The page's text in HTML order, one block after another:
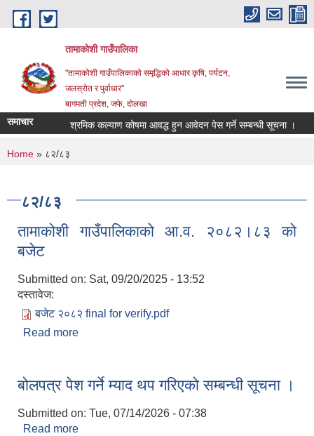
Skip to main content
तामाकोशी गाउँपालिका
"तामाकोशी गाउँपालिकाको समृद्धिको आधार कृषि, पर्यटन,
जलस्रोत र पुर्वाधार"
बागमती प्रदेश, जफे, दोलखा
समाचार श्रमिक कल्याण कोषमा आवद्ध हुन आवेदन पेस गर्ने सम्बन्धी सूचना ।
You are here
Home » ८२/८३
८२/८३
तामाकोशी गाउँपालिकाको आ.व. २०८२।८३ को
बजेट
Submitted on: Sat, 09/20/2025 - 13:52
दस्तावेज:
बजेट २०८२ final for verify.pdf
Read more
बोलपत्र पेश गर्ने म्याद थप गरिएको सम्बन्धी सूचना ।
Submitted on: Tue, 07/14/2026 - 07:38
Read more